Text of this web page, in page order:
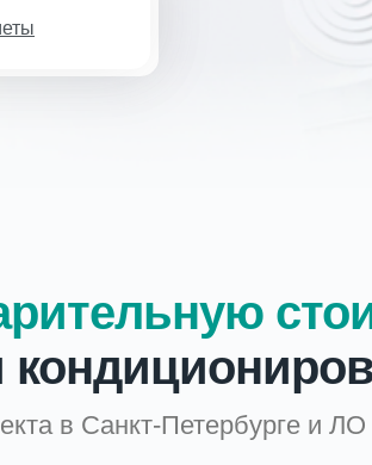
в Санкт-Петербурге и ЛО